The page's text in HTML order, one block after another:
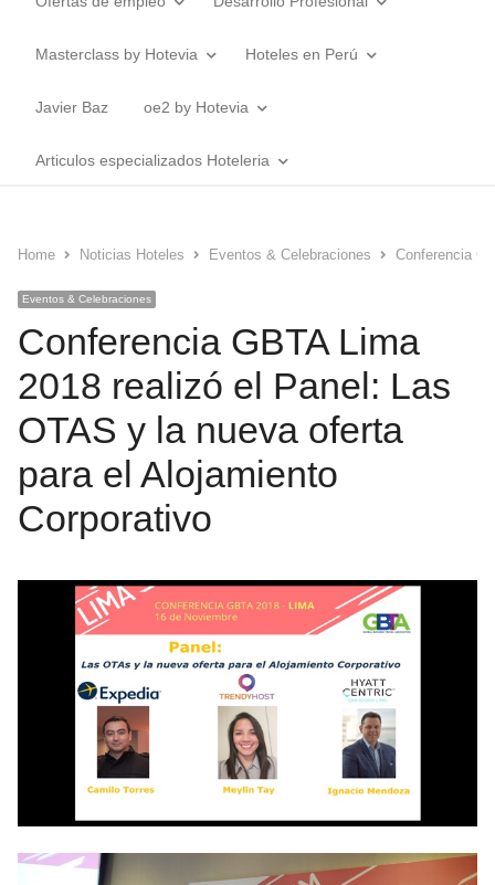
Masterclass by Hotevia Hoteles en Perú
Javier Baz oe2 by Hotevia
Articulos especializados Hoteleria
Home Noticias Hoteles Eventos & Celebraciones Conferencia
Eventos & Celebraciones
Conferencia GBTA Lima
2018 realizó el Panel: Las
OTAS y la nueva oferta
para el Alojamiento
Corporativo